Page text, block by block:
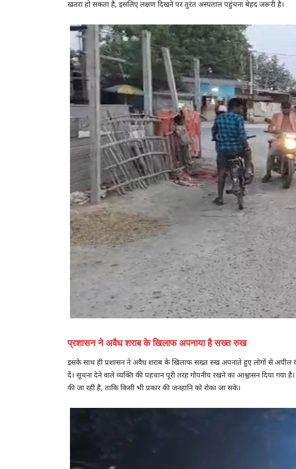
खतरा हो सकता है, इसलिए लक्षण दिखने पर तुरंत अस्पताल पहुंचना बेहद जरूरी है।
प्रशासन ने अवैध शराब के खिलाफ अपनाया है सख्त रुख
इसके साथ ही प्रशासन ने अवैध शराब के खिलाफ सख्त रुख अपनाते हुए लोगों से अपील
दें। सूचना देने वाले व्यक्ति की पहचान पूरी तरह गोपनीय रखने का आश्वासन दिया गया
की जा रही है, ताकि किसी भी प्रकार की जनहानि को रोका जा सके।